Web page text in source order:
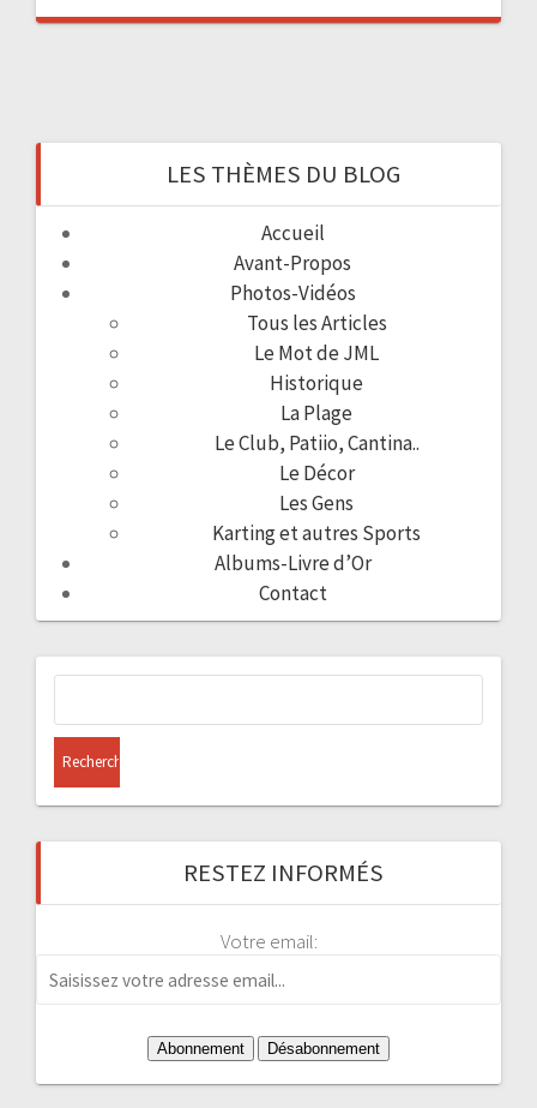
LES THÈMES DU BLOG
Accueil
Avant-Propos
Photos-Vidéos
Tous les Articles
Le Mot de JML
Historique
La Plage
Le Club, Patiio, Cantina..
Le Décor
Les Gens
Karting et autres Sports
Albums-Livre d’Or
Contact
RESTEZ INFORMÉS
Votre email: